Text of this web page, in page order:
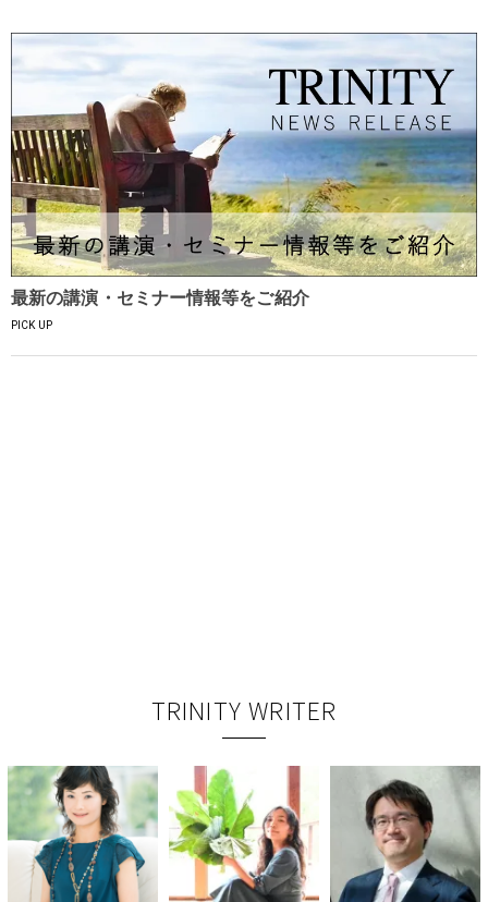
最新の講演・セミナー情報等をご紹介
PICK UP
TRINITY WRITER